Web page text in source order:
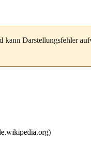
Darstellungsfehler